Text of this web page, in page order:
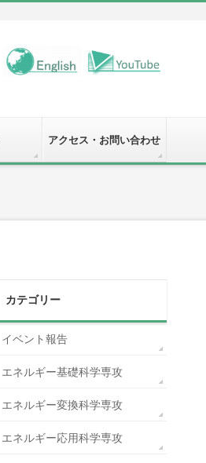
アクセス・お問い合わせ
カテゴリー
イベント報告
エネルギー基礎科学専攻
エネルギー変換科学専攻
エネルギー応用科学専攻